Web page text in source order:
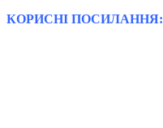
КОРИСНІ ПОСИЛАННЯ: